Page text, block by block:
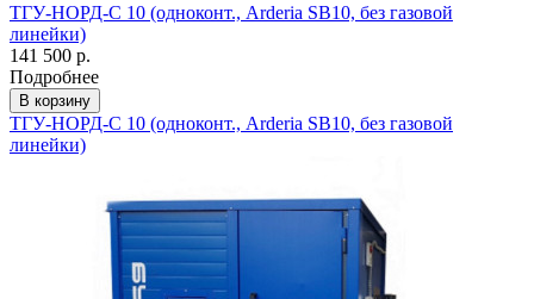
ТГУ-НОРД-С 10 (одноконт., Arderia SB10, без газовой
линейки)
141 500 р.
Подробнее
В корзину
ТГУ-НОРД-С 10 (одноконт., Arderia SB10, без газовой
линейки)